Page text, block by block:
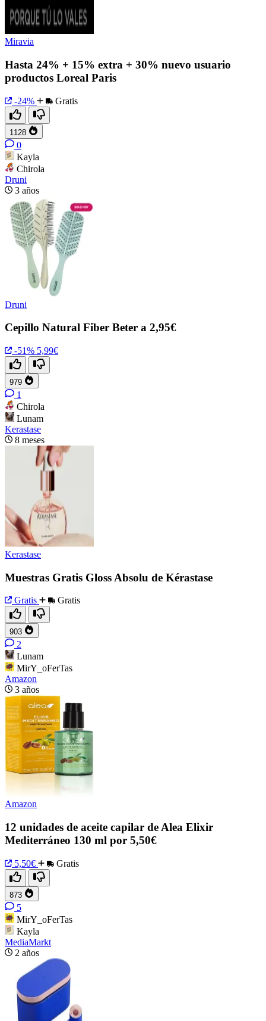
Miravia
Hasta 24% + 15% extra + 30% nuevo usuario
productos Loreal Paris
-24% Gratis
1128
0
Kayla
Chirola
Druni
3 años
Druni
Cepillo Natural Fiber Beter a 2,95€
-51% 5,99€
979
1
Chirola
Lunam
Kerastase
8 meses
Kerastase
Muestras Gratis Gloss Absolu de Kérastase
Gratis Gratis
903
2
Lunam
MirY_oFerTas
Amazon
3 años
Amazon
12 unidades de aceite capilar de Alea Elixir
Mediterráneo 130 ml por 5,50€
5,50€ Gratis
873
5
MirY_oFerTas
Kayla
MediaMarkt
2 años